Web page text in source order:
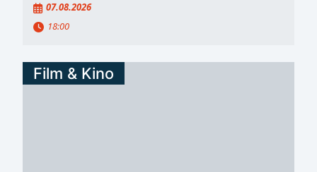
07.08.2026
18:00
Film & Kino